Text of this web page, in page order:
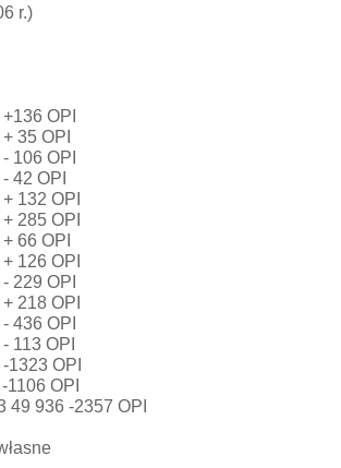
r.)
OPI
35 OPI
106 OPI
42 OPI
132 OPI
285 OPI
66 OPI
126 OPI
229 OPI
218 OPI
436 OPI
113 OPI
1323 OPI
OPI
49 936 -2357 OPI